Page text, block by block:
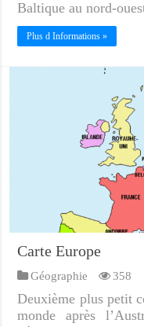
Baltique au nord-
Plus d Informations »
Carte Europe
Géographie 358
Deuxième plus petit
monde après